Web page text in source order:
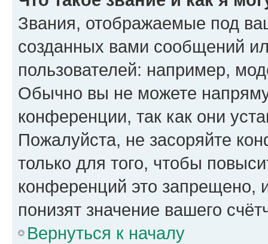
Звания, отображаемые под
созданных вами сообщений
пользователей: например,
Обычно вы не можете
конференции, так как они
Пожалуйста, не засоряйте
только для того, чтобы
конференций это запрещено,
понизят значение вашего
Вернуться к началу